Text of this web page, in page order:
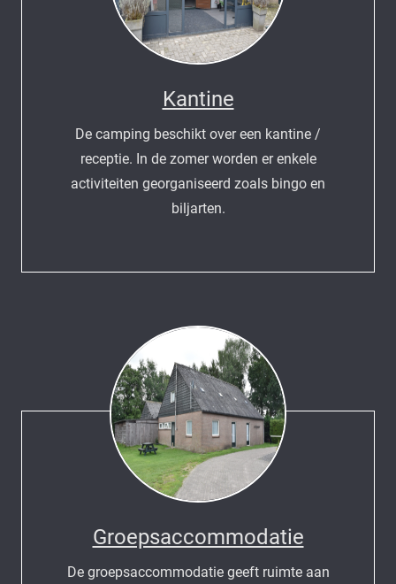
Kantine
De camping beschikt over een kantine /
receptie. In de zomer worden er enkele
activiteiten georganiseerd zoals bingo en
biljarten.
Groepsaccommodatie
De groepsaccommodatie geeft ruimte aan